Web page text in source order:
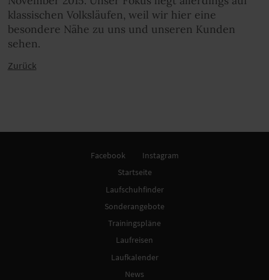
klassischen Volksläufen, weil wir hier eine
besondere Nähe zu uns und unseren Kunden
sehen.
Zurück
Facebook
Instagram
Startseite
Laufschuhfinder
Sonderangebote
Trainingspläne
Laufreisen
Laufkalender
News